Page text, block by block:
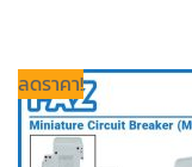
ลดราคา!